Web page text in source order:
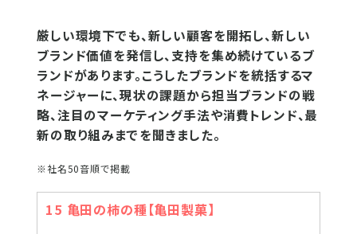
厳しい環境下でも、新しい顧客を開拓し、新しい
ブランド価値を発信し、支持を集め続けているブ
ランドがあります。こうしたブランドを統括するマ
ネージャーに、現状の課題から担当ブランドの戦
略、注目のマーケティング手法や消費トレンド、最
新の取り組みまでを聞きました。
※社名50音順で掲載
15 亀田の柿の種【亀田製菓】